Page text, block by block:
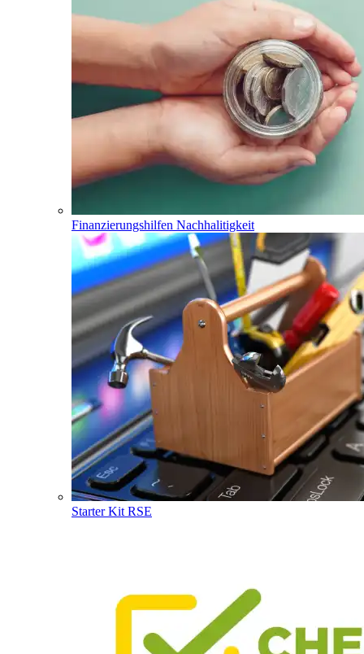
Finanzierungshilfen Nachhalitigkeit
Starter Kit RSE